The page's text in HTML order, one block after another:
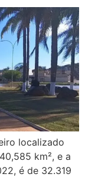
localizado
km², e a
é de 32.319